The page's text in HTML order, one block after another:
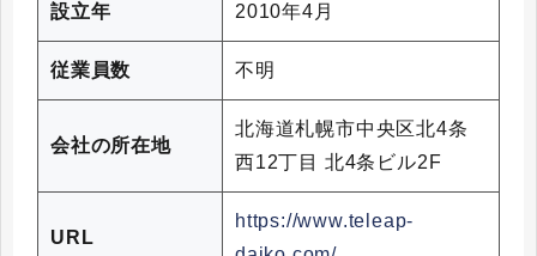
設立年 2010年4月
従業員数 不明
会社の所在地
北海道札幌市中央区北4条
西12丁目 北4条ビル2F
URL
https://www.teleap-